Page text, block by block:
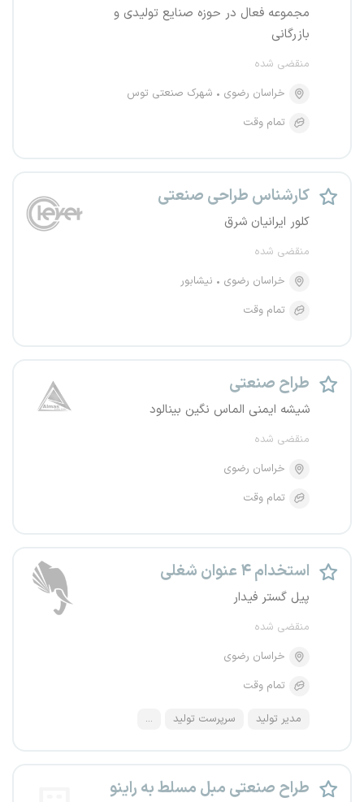
مجموعه فعال در حوزه صنایع تولیدی و
بازرگانی
منقضی شده
خراسان رضوی
شهرک صنعتی توس
تمام وقت
کارشناس طراحی صنعتی
کلور ایرانیان شرق
منقضی شده
خراسان رضوی
نیشابور
تمام وقت
طراح صنعتی
شیشه ایمنی الماس نگین بینالود
منقضی شده
خراسان رضوی
تمام وقت
استخدام ۴ عنوان شغلی
پیل گستر فیدار
منقضی شده
خراسان رضوی
تمام وقت
مدیر تولید سرپرست تولید ...
طراح صنعتی مبل مسلط به راینو